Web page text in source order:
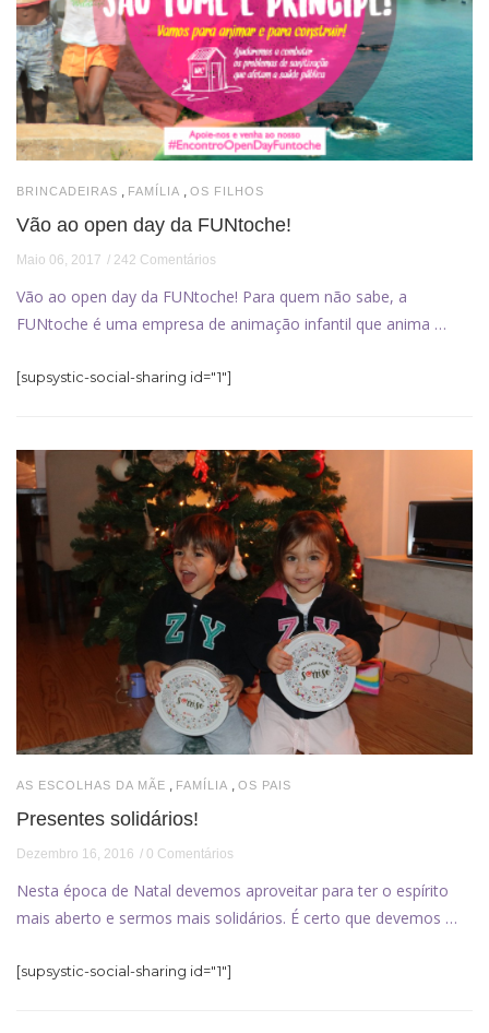
BRINCADEIRAS , FAMÍLIA , OS FILHOS
Vão ao open day da FUNtoche!
Maio 06, 2017 242 Comentários
Vão ao open day da FUNtoche! Para quem não sabe, a
FUNtoche é uma empresa de animação infantil que anima …
[supsystic-social-sharing id="1"]
AS ESCOLHAS DA MÃE FAMÍLIA OS PAIS
Presentes solidários!
Dezembro 16, 2016 0 Comentários
Nesta época de Natal devemos aproveitar para ter o espírito
mais aberto e sermos mais solidários. É certo que devemos …
[supsystic-social-sharing id="1"]